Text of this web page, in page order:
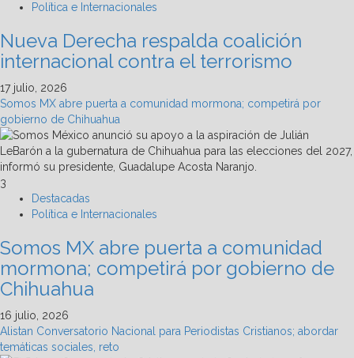
Política e Internacionales
Nueva Derecha respalda coalición
internacional contra el terrorismo
17 julio, 2026
Somos MX abre puerta a comunidad mormona; competirá por
gobierno de Chihuahua
3
Destacadas
Política e Internacionales
Somos MX abre puerta a comunidad
mormona; competirá por gobierno de
Chihuahua
16 julio, 2026
Alistan Conversatorio Nacional para Periodistas Cristianos; abordar
temáticas sociales, reto